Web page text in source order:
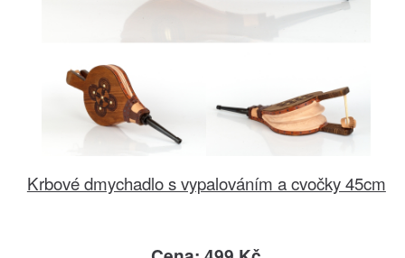
Krbové dmychadlo s vypalováním a cvočky 45cm